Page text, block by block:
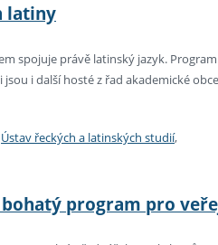
latiny
spojuje právě latinský jazyk. Program
i další hosté z řad akademické obce
Ústav řeckých a latinských studií,
program pro